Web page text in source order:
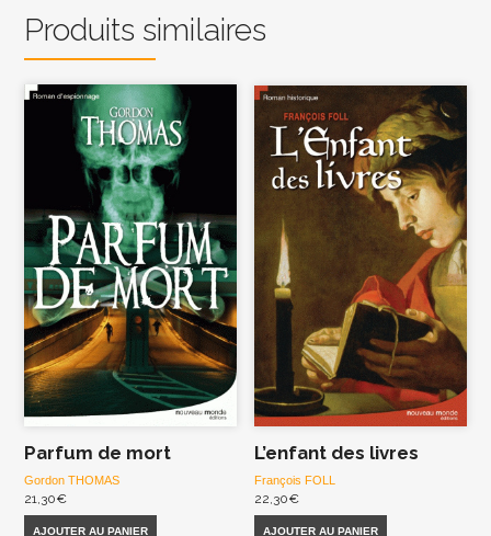
Produits similaires
Parfum de mort
Gordon THOMAS
21,30€
AJOUTER AU PANIER
L’enfant des livres
François FOLL
22,30€
AJOUTER AU PANIER